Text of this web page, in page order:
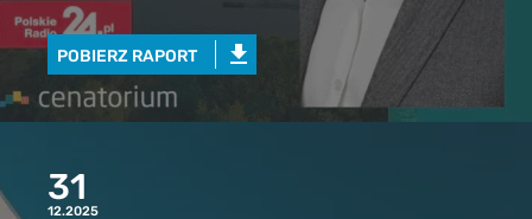
POBIERZ RAPORT
31
12.2025